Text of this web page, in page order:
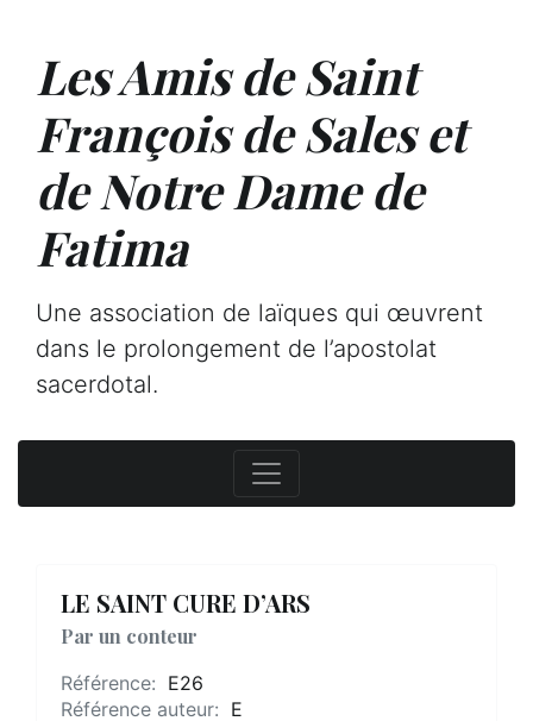
Les Amis de Saint
François de Sales et
de Notre Dame de
Fatima
Une association de laïques qui œuvrent
dans le prolongement de l’apostolat
sacerdotal.
LE SAINT CURE D’ARS
Par un conteur
Référence: E26
Référence auteur: E